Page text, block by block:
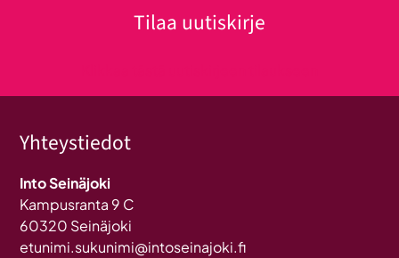
Tilaa uutiskirje
Yhteystiedot
Into Seinäjoki
Kampusranta 9 C
60320 Seinäjoki
etunimi.sukunimi@intoseinajoki.fi